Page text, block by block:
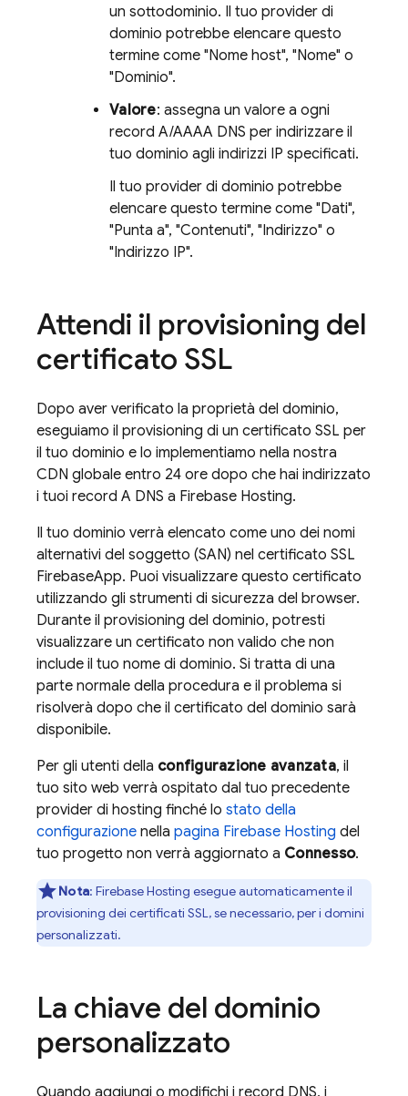
un sottodominio. Il tuo provider di
dominio potrebbe elencare questo
termine come "Nome host", "Nome" o
"Dominio".
Valore: assegna un valore a ogni
record A/AAAA DNS per indirizzare il
tuo dominio agli indirizzi IP specificati.
Il tuo provider di dominio potrebbe
elencare questo termine come "Dati",
"Punta a", "Contenuti", "Indirizzo" o
"Indirizzo IP".
Attendi il provisioning del
certificato SSL
Dopo aver verificato la proprietà del dominio,
eseguiamo il provisioning di un certificato SSL per
il tuo dominio e lo implementiamo nella nostra
CDN globale entro 24 ore dopo che hai indirizzato
i tuoi record A DNS a Firebase Hosting.
Il tuo dominio verrà elencato come uno dei nomi
alternativi del soggetto (SAN) nel certificato SSL
FirebaseApp. Puoi visualizzare questo certificato
utilizzando gli strumenti di sicurezza del browser.
Durante il provisioning del dominio, potresti
visualizzare un certificato non valido che non
include il tuo nome di dominio. Si tratta di una
parte normale della procedura e il problema si
risolverà dopo che il certificato del dominio sarà
disponibile.
Per gli utenti della configurazione avanzata, il
tuo sito web verrà ospitato dal tuo precedente
provider di hosting finché lo stato della
configurazione nella pagina Firebase Hosting del
tuo progetto non verrà aggiornato a Connesso.
Nota: Firebase Hosting esegue automaticamente il
provisioning dei certificati SSL, se necessario, per i domini
personalizzati.
La chiave del dominio
personalizzato
Quando aggiungi o modifichi i record DNS, i